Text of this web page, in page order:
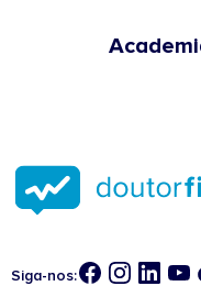
Siga-nos: